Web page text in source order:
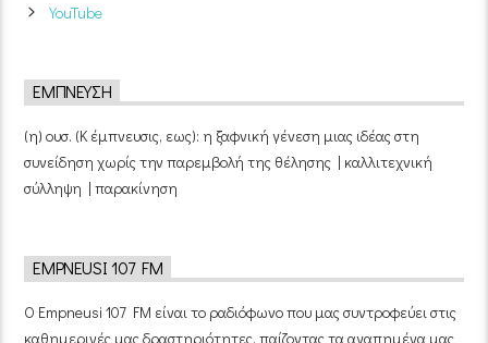
YouTube
ΈΜΠΝΕΥΣΗ
(η) ουσ. (Κ έμπνευσις, εως): η ξαφνική γένεση μιας ιδέας στη
συνείδηση χωρίς την παρεμβολή της θέλησης | καλλιτεχνική
σύλληψη | παρακίνηση
EMPNEUSI 107 FM
Ο Empneusi 107 FM είναι το ραδιόφωνο που μας συντροφεύει στις
καθημερινές μας δραστηριότητες, παίζοντας τα αγαπημένα μας